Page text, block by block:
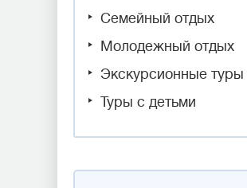
Семейный отдых
Молодежный отдых
Экскурсионные туры
Туры с детьми